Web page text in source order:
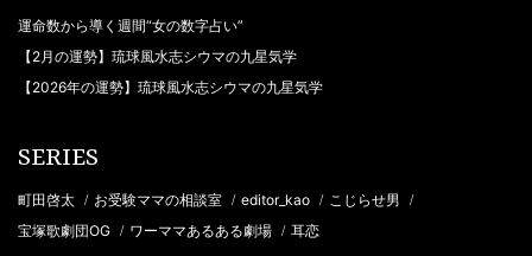
運命数から導く週間“女の数字占い”
【2月の運勢】琉球風水志シウマの九星気学
【2026年の運勢】琉球風水志シウマの九星気学
SERIES
町田啓太 / お受験ママの相談室 / editor_kao / こじらせ男 /
宝塚歌劇団OG / ワーママあるある劇場 / 耳恋